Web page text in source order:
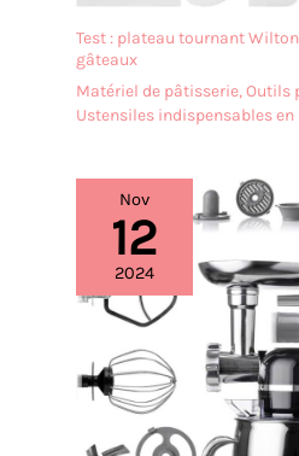
Test : plateau tournant
gâteaux
Matériel de pâtisserie,Outils
Ustensiles indispensables
Nov
12
2024